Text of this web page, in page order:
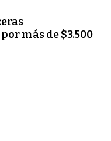
más de $3.500